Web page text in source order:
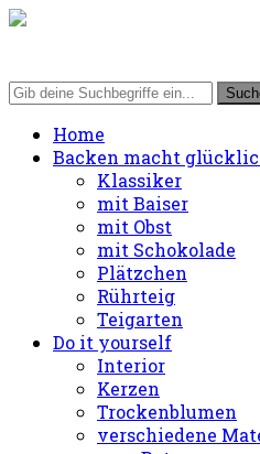
Home
Backen macht
Klassiker
mit Baiser
mit Obst
mit Schokolade
Plätzchen
Rührteig
Teigarten
Do it yourself
Interior
Kerzen
Trockenblumen
verschiedene